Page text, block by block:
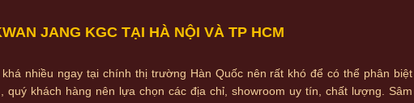
JANG KGC TẠI HÀ NỘI VÀ TP HCM
nhiều ngay tại chính thị trường Hàn Quốc nên rất khó để có thể phân biệt
khách hàng nên lựa chọn các địa chỉ, showroom uy tín, chất lượng. Sâm